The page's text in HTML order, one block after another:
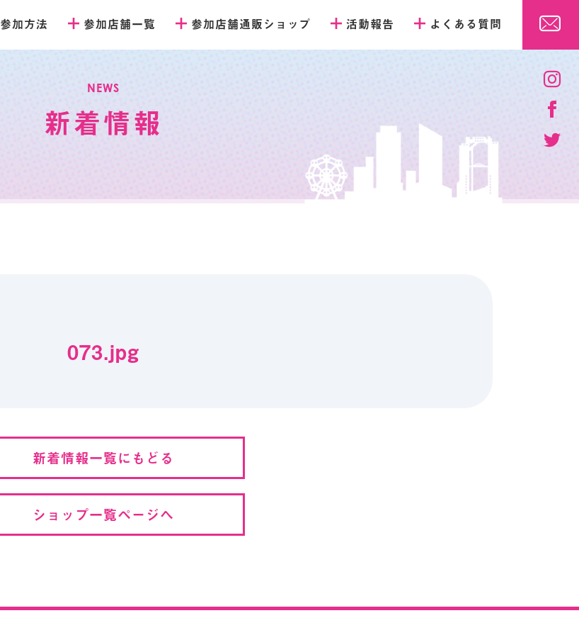
参加方法 参加店舗一覧 参加店舗通販ショップ 活動報告 よくある質問
NEWS
新着情報
073.jpg
新着情報一覧にもどる
ショップ一覧ページへ